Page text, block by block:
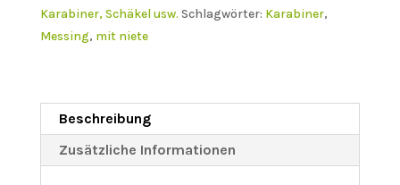
Karabiner, Schäkel usw. Schlagwörter: Karabiner,
Messing, mit niete
Beschreibung
Zusätzliche Informationen